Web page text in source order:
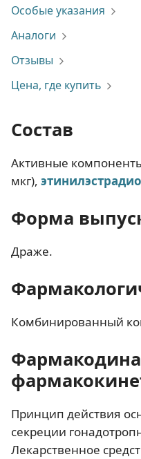
Особые указания
Аналоги
Отзывы
Цена, где купить
Состав
Активные
мкг),
Форма
Драже.
Комбинированный
Принцип действия
секреции
Лекарственное